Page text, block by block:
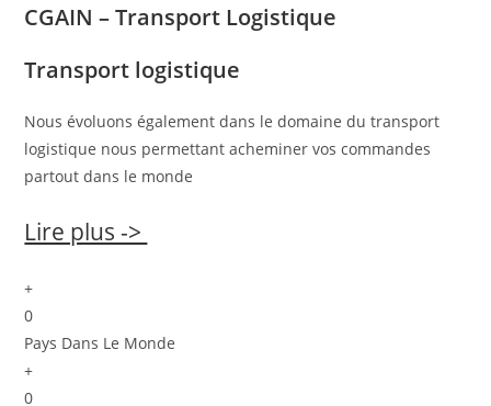
CGAIN – Transport Logistique
Transport logistique
Nous évoluons également dans le domaine du transport
logistique nous permettant acheminer vos commandes
partout dans le monde
Lire plus ->
+
0
Pays Dans Le Monde
+
0